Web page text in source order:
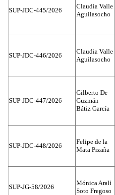
SUP-JDC-445/2026
Claudia Valle
Aguilasocho
SUP-JDC-446/2026
Claudia Valle
Aguilasocho
SUP-JDC-447/2026
Gilberto De
Guzmán
Bátiz García
SUP-JDC-448/2026
Felipe de la
Mata Pizaña
SUP-JG-58/2026
Mónica Aralí
Soto Fregoso